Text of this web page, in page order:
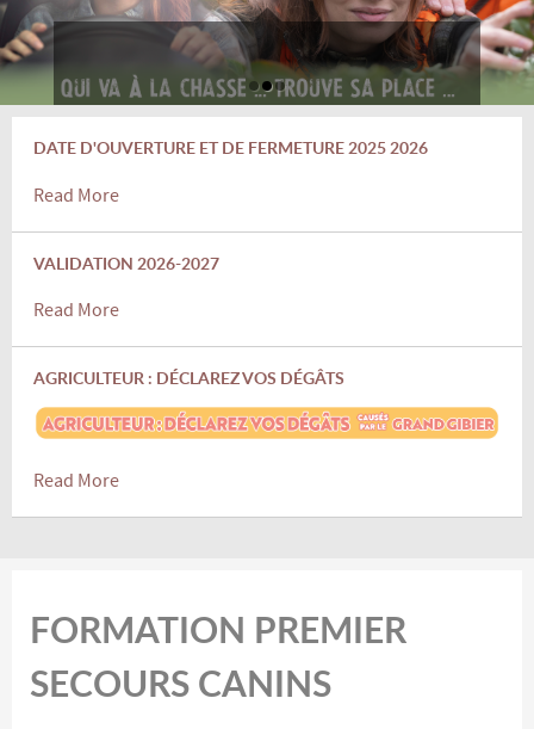
DATE D'OUVERTURE ET DE FERMETURE 2025 2026
Read More
VALIDATION 2026-2027
Read More
AGRICULTEUR : DÉCLAREZ VOS DÉGÂTS
Read More
FORMATION PREMIER
SECOURS CANINS